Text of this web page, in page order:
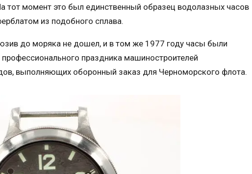
тот момент это был единственный образец водолазных часов
из подобного сплава.
до моряка не дошел, и в том же 1977 году часы были
праздника машиностроителей
выполняющих оборонный заказ для Черноморского флота.